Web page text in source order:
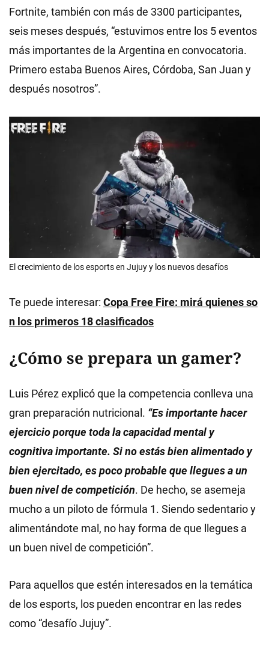
Fortnite, también con más de 3300 participantes,
seis meses después, “estuvimos entre los 5 eventos
más importantes de la Argentina en convocatoria.
Primero estaba Buenos Aires, Córdoba, San Juan y
después nosotros”.
El crecimiento de los esports en Jujuy y los nuevos desafíos
Te puede interesar: Copa Free Fire: mirá quienes so
n los primeros 18 clasificados
¿Cómo se prepara un gamer?
Luis Pérez explicó que la competencia conlleva una
gran preparación nutricional. “Es importante hacer
ejercicio porque toda la capacidad mental y
cognitiva importante. Si no estás bien alimentado y
bien ejercitado, es poco probable que llegues a un
buen nivel de competición. De hecho, se asemeja
mucho a un piloto de fórmula 1. Siendo sedentario y
alimentándote mal, no hay forma de que llegues a
un buen nivel de competición”.
Para aquellos que estén interesados en la temática
de los esports, los pueden encontrar en las redes
como “desafío Jujuy”.